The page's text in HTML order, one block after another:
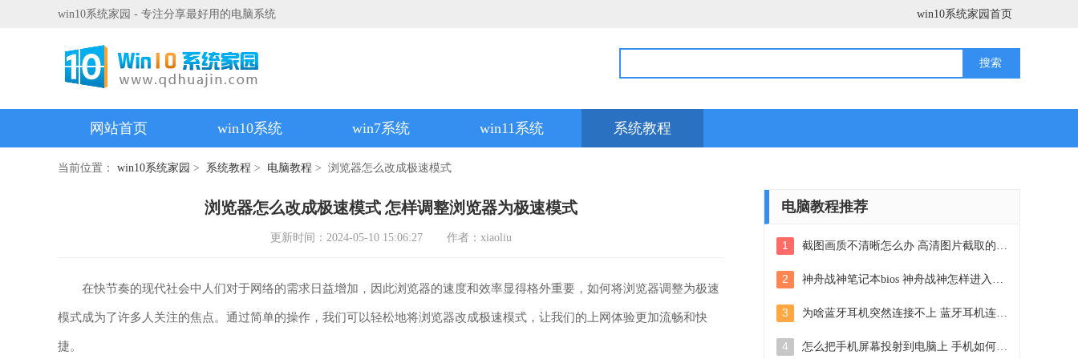
win10系统家园 - 专注分享最好用的电脑系统 win10系统家园首页
网站首页 win10系统 win7系统 win11系统 系统教程
当前位置： win10系统家园 > 系统教程 > 电脑教程 > 浏览器怎么改成极速模式
浏览器怎么改成极速模式 怎样调整浏览器为极速模式
更新时间：2024-05-10 15:06:27 作者：xiaoliu
在快节奏的现代社会中人们对于网络的需求日益增加，因此浏览器的速度和效率显得格外重要，如何将浏览器调整为极速
模式成为了许多人关注的焦点。通过简单的操作，我们可以轻松地将浏览器改成极速模式，让我们的上网体验更加流畅和快
捷。
电脑教程推荐
1 截图画质不清晰怎么办 高清图片截取的两种有效方法
2 神舟战神笔记本bios 神舟战神怎样进入bios设置
3 为啥蓝牙耳机突然连接不上 蓝牙耳机连接不上手机怎么解决
4 怎么把手机屏幕投射到电脑上 手机如何无线投屏到电脑上